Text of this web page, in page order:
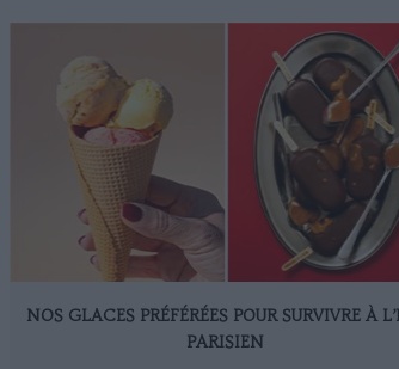
NOS GLACES PRÉFÉRÉES POUR SURVIVRE À
PARISIEN